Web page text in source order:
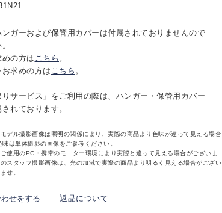
ガーおよび保管用カバーは付属されておりませんので
の方は こちら 。
求めの方は こちら 。
サービス」をご利用の際は、ハンガー・保管用カバー
れております。
デル撮影画像は照明の関係により、実際の商品より色味が違って見える場合
は単体撮影の画像をご参考ください。
使用のPC・携帯のモニター環境により実際と違って見える場合がございま
スタッフ撮影画像は、光の加減で実際の商品より明るく見える場合がござい
せ。
せをする 返品について